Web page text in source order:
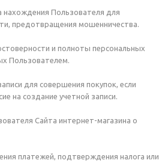
нахождения Пользователя для
предотвращения мошенничества.
и полноты персональных
Пользователем.
для совершения покупок, если
на создание учетной записи.
Сайта интернет-магазина о
платежей, подтверждения налога или